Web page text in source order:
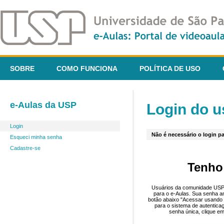
SOBRE COMO FUNCIONA POLÍTICA DE USO
e-Aulas da USP
Login
Esqueci minha senha
Cadastre-se
Login do
Não é necessário o login
Usuários da comunidade
para o e-Aulas. Sua senha
botão abaixo "Acessar
para o sistema de
senha única, clique